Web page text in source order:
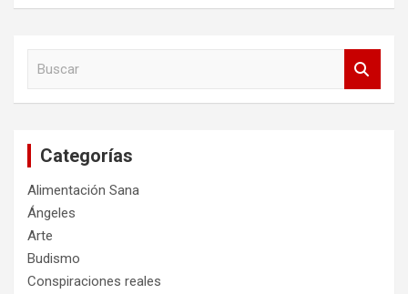
Categorías
Alimentación Sana
Ángeles
Arte
Budismo
Conspiraciones reales